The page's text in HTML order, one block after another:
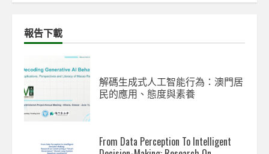
報告下載
解碼生成式人工智能行為：澳門居
民的應用、態度與素養
From Data Perception To Intelligent